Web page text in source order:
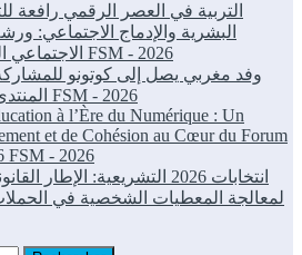
التربية في العصر الرقمي رافعة
البشرية والإدماج الاجتماعي:
FSM - 2026
وفد مغربي يصل إلى كوتونو
FSM - 2026
à l’Ère du Numérique : Un
et de Cohésion au Cœur du Forum
FSM - 2026
انتخابات 2026 التشريعية: الإطار
لمعالجة المعطيات الشخصية في الحملات